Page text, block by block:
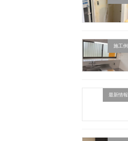
施工例
最新情報